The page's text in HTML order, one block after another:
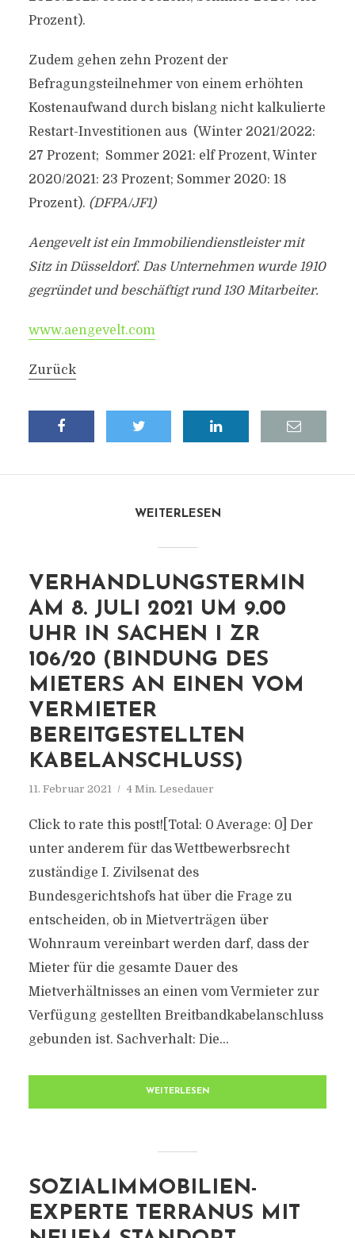
Prozent).
Zudem gehen zehn Prozent der
Befragungsteilnehmer von einem erhöhten
Kostenaufwand durch bislang nicht kalkulierte
Restart-Investitionen aus (Winter 2021/2022:
27 Prozent; Sommer 2021: elf Prozent, Winter
2020/2021: 23 Prozent; Sommer 2020: 18
Prozent). (DFPA/JF1)
Aengevelt ist ein Immobiliendienstleister mit
Sitz in Düsseldorf. Das Unternehmen wurde 1910
gegründet und beschäftigt rund 130 Mitarbeiter.
www.aengevelt.com
Zurück
WEITERLESEN
VERHANDLUNGSTERMIN
AM 8. JULI 2021 UM 9.00
UHR IN SACHEN I ZR
106/20 (BINDUNG DES
MIETERS AN EINEN VOM
VERMIETER
BEREITGESTELLTEN
KABELANSCHLUSS)
11. Februar 2021 4 Min. Lesedauer
Click to rate this post![Total: 0 Average: 0] Der
unter anderem für das Wettbewerbsrecht
zuständige I. Zivilsenat des
Bundesgerichtshofs hat über die Frage zu
entscheiden, ob in Mietverträgen über
Wohnraum vereinbart werden darf, dass der
Mieter für die gesamte Dauer des
Mietverhältnisses an einen vom Vermieter zur
Verfügung gestellten Breitbandkabelanschluss
gebunden ist. Sachverhalt: Die...
WEITERLESEN
SOZIALIMMOBILIEN-
EXPERTE TERRANUS MIT